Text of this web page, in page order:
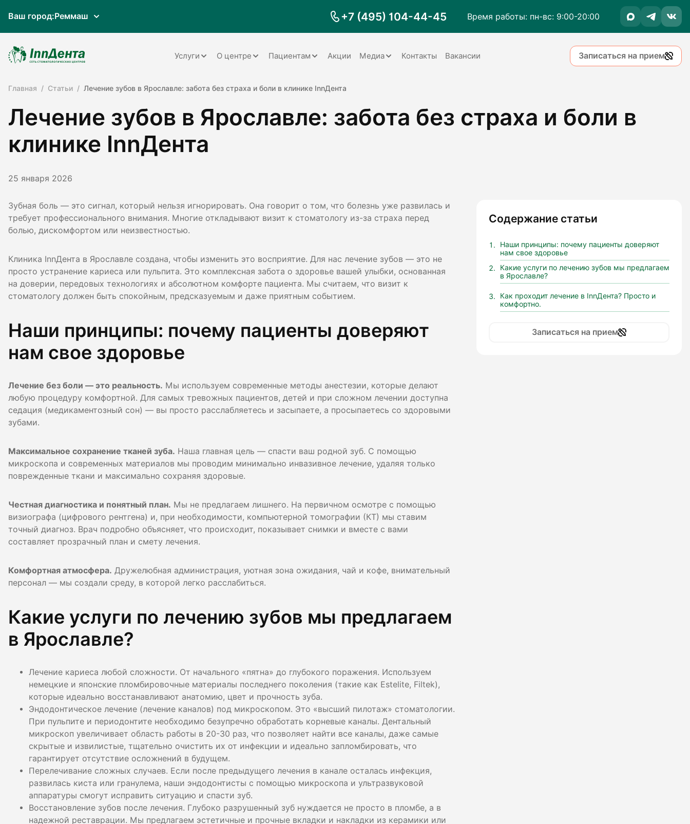
Ваш город:Реммаш +7 (495) 104-44-45 Время работы: пн-вс: 9:00-20:00
Услуги
Терапия
Ортопедия
Имплантация
Ортодонтия
Детская стоматология
Консультация
Диагностика
О центре
Документы
Пациентам
Заболевания
Запрос справки на налоговый
вычет
Акции Медиа
Видео
Контакты Вакансии Записаться на прием
Главная Статьи Лечение зубов в Ярославле: забота без страха и боли в клинике InnДента
Лечение зубов в Ярославле: забота без страха и боли в
клинике InnДента
25 января 2026
Содержание статьи
Наши принципы: почему пациенты доверяют
нам свое здоровье
Какие услуги по лечению зубов мы предлагаем
в Ярославле?
Как проходит лечение в InnДента? Просто и
комфортно.
Записаться на прием
Зубная боль — это сигнал, который нельзя игнорировать. Она говорит о том, что болезнь уже развилась и
требует профессионального внимания. Многие откладывают визит к стоматологу из-за страха перед
болью, дискомфортом или неизвестностью.
Клиника InnДента в Ярославле создана, чтобы изменить это восприятие. Для нас лечение зубов — это не
просто устранение кариеса или пульпита. Это комплексная забота о здоровье вашей улыбки, основанная
на доверии, передовых технологиях и абсолютном комфорте пациента. Мы считаем, что визит к
стоматологу должен быть спокойным, предсказуемым и даже приятным событием.
Наши принципы: почему пациенты доверяют
нам свое здоровье
Лечение без боли — это реальность. Мы используем современные методы анестезии, которые делают
любую процедуру комфортной. Для самых тревожных пациентов, детей и при сложном лечении доступна
седация (медикаментозный сон) — вы просто расслабляетесь и засыпаете, а просыпаетесь со здоровыми
зубами.
Максимальное сохранение тканей зуба. Наша главная цель — спасти ваш родной зуб. С помощью
микроскопа и современных материалов мы проводим минимально инвазивное лечение, удаляя только
поврежденные ткани и максимально сохраняя здоровые.
Честная диагностика и понятный план. Мы не предлагаем лишнего. На первичном осмотре с помощью
визиографа (цифрового рентгена) и, при необходимости, компьютерной томографии (КТ) мы ставим
точный диагноз. Врач подробно объясняет, что происходит, показывает снимки и вместе с вами
составляет прозрачный план и смету лечения.
Комфортная атмосфера. Дружелюбная администрация, уютная зона ожидания, чай и кофе, внимательный
персонал — мы создали среду, в которой легко расслабиться.
Какие услуги по лечению зубов мы предлагаем
в Ярославле?
Лечение кариеса любой сложности. От начального «пятна» до глубокого поражения. Используем
немецкие и японские пломбировочные материалы последнего поколения (такие как Estelite, Filtek),
которые идеально восстанавливают анатомию, цвет и прочность зуба.
Эндодонтическое лечение (лечение каналов) под микроскопом. Это «высший пилотаж» стоматологии.
При пульпите и периодонтите необходимо безупречно обработать корневые каналы. Дентальный
микроскоп увеличивает область работы в 20-30 раз, что позволяет найти все каналы, даже самые
скрытые и извилистые, тщательно очистить их от инфекции и идеально запломбировать, что
гарантирует отсутствие осложнений в будущем.
Перелечивание сложных случаев. Если после предыдущего лечения в канале осталась инфекция,
развилась киста или гранулема, наши эндодонтисты с помощью микроскопа и ультразвуковой
аппаратуры смогут исправить ситуацию и спасти зуб.
Восстановление зубов после лечения. Глубоко разрушенный зуб нуждается не просто в пломбе, а в
надежной реставрации. Мы предлагаем эстетичные и прочные вкладки и накладки из керамики или